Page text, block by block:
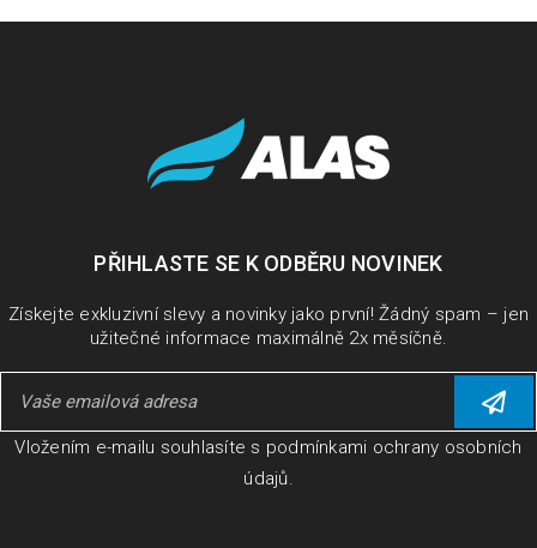
PŘIHLASTE SE K ODBĚRU NOVINEK
Získejte exkluzivní slevy a novinky jako první! Žádný spam – jen
užitečné informace maximálně 2x měsíčně.
Vložením e-mailu souhlasíte s podmínkami ochrany osobních
údajů.